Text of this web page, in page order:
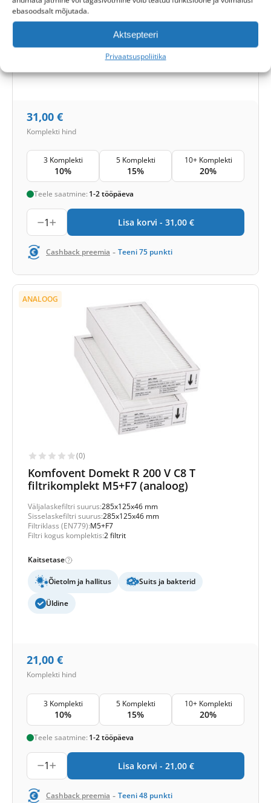
ebasoodsalt mõjutada.
Aktsepteeri
Privaatsuspoliitika
Filtriklass (EN779):M5+M5
Filtri kogus komplektis:
Õietolm ja hallitus Üldine
31,00 €
Komplekti hind
3 Komplekti
10%
5 Komplekti
15%
10+ Komplekti
20%
Teele saatmine: 1-2 tööpäeva
1 Lisa korvi - 31,00 €
Cashback preemia - Teeni75 punkti
ANALOOG
(0)
Komfovent Domekt R 200 V C8 T
filtrikomplekt M5+F7 (analoog)
Väljalaskefiltri suurus:285x125x46 mm
Sisselaskefiltri suurus:285x125x46 mm
Filtriklass (EN779):M5+F7
Filtri kogus komplektis:2 filtrit
Kaitsetase
Õietolm ja hallitus Suits ja bakterid
Üldine
21,00 €
Komplekti hind
3 Komplekti
10%
5 Komplekti
15%
10+ Komplekti
20%
Teele saatmine: 1-2 tööpäeva
1 Lisa korvi - 21,00 €
Cashback preemia - Teeni48 punkti